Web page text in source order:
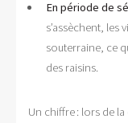
En période de
s’assèchent, les
souterraine, ce
des raisins.
Un chiffre : lors de